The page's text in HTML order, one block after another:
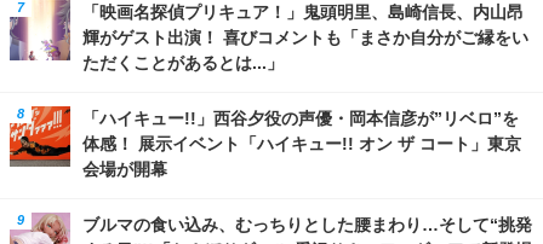
「映画名探偵プリキュア！」鬼頭明里、島崎信長、内山昂
輝がゲスト出演！ 喜びコメントも「まさか自分がご縁をい
ただくことがあるとは...」
「ハイキュー!!」西谷夕役の声優・岡本信彦が”リベロ”を
体感！ 展示イベント「ハイキュー!! オン ザ コート」東京
会場が開幕
ブルマの食い込み、むっちりとした腰まわり…そして“挑発